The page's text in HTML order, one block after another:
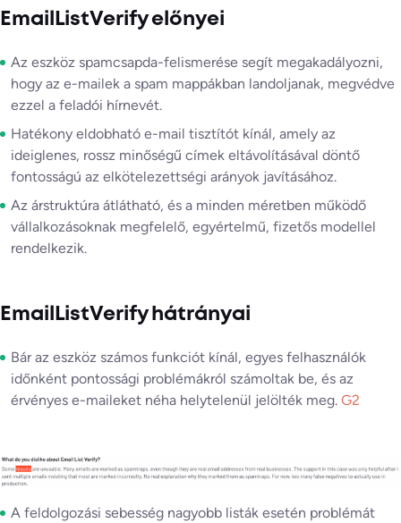
EmailListVerify előnyei
Az eszköz spamcsapda-felismerése segít megakadályozni,
hogy az e-mailek a spam mappákban landoljanak, megvédve
ezzel a feladói hírnevét.
Hatékony eldobható e-mail tisztítót kínál, amely az
ideiglenes, rossz minőségű címek eltávolításával döntő
fontosságú az elkötelezettségi arányok javításához.
Az árstruktúra átlátható, és a minden méretben működő
vállalkozásoknak megfelelő, egyértelmű, fizetős modellel
rendelkezik.
EmailListVerify hátrányai
Bár az eszköz számos funkciót kínál, egyes felhasználók
időnként pontossági problémákról számoltak be, és az
érvényes e-maileket néha helytelenül jelölték meg. G2
A feldolgozási sebesség nagyobb listák esetén problémát